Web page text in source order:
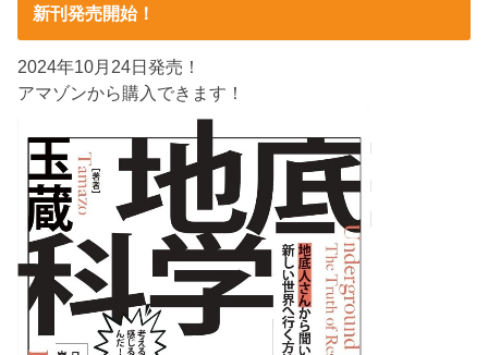
新刊発売開始！
2024年10月24日発売！
アマゾンから購入できます！